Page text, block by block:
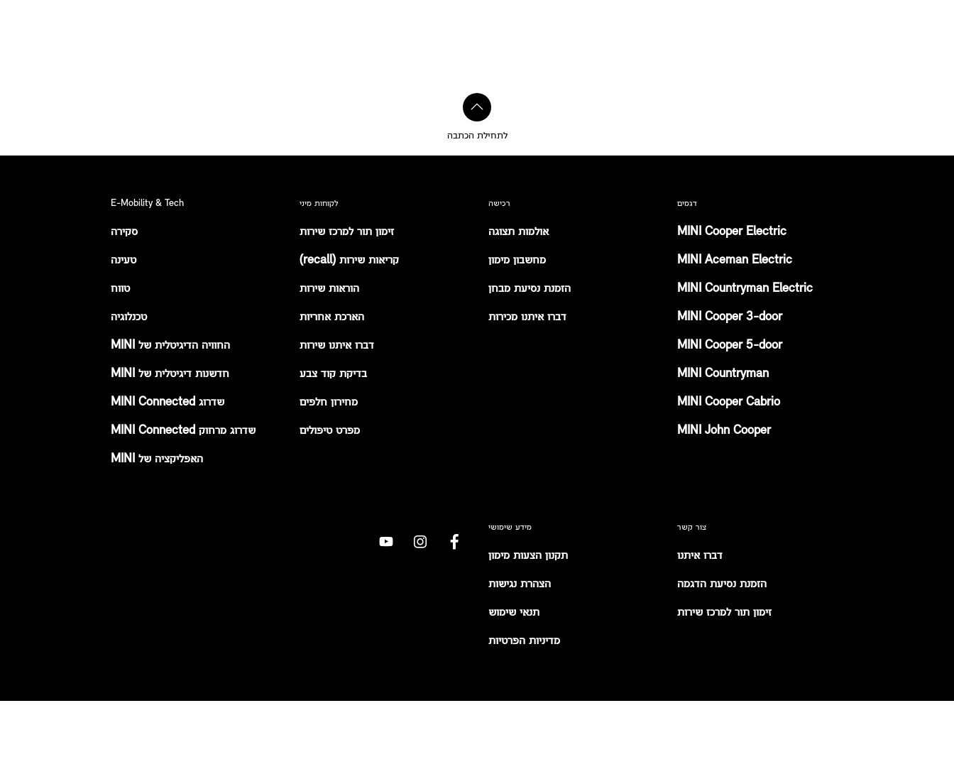
לתחילת הכתבה
דגמים
MINI Cooper Electric
MINI Aceman Electric
MINI Countryman Electric
MINI Cooper 3-door
MINI Cooper 5-door
MINI Countryman
MINI Cooper Cabrio
MINI John Cooper
רכישה
אולמות תצוגה
מחשבון מימון
הזמנת נסיעת מבחן
דברו איתנו מכירות
לקוחות מיני
זימון תור למרכז שירות
קריאות שירות (recall)
הוראות שירות
הארכת אחריות
דברו איתנו שירות
בדיקת קוד צבע
מחירון חלפים
מפרט טיפולים
E-Mobility & Tech
סקירה
טעינה
טווח
טכנלוגיה
החוויה הדיגיטלית של MINI
חדשנות דיגיטלית של MINI
שדרוג MINI Connected
שדרוג מרחוק MINI Connected
האפליקציה של MINI
צור קשר
דברו איתנו
הזמנת נסיעת הדגמה
זימון תור למרכז שירות
מידע שימושי
תקנון הצעות מימון
הצהרת נגישות
תנאי שימוש
מדיניות הפרטיות